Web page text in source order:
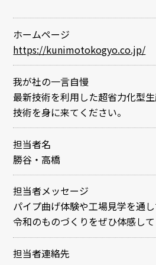
ホームページ
https://kunimotokogyo.co.jp/
我が社の一言自慢
最新技術を利用した超省力化型
技術を身に来てください。
担当者名
勝谷・高橋
担当者メッセージ
パイプ曲げ体験や工場見学を通
令和のものづくりをぜひ体感して
担当者連絡先